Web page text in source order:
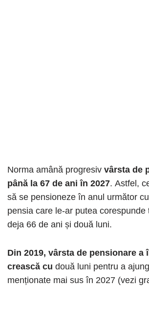
Norma amână progresiv vârsta de
până la 67 de ani în 2027. Astfel,
să se pensioneze în anul următor
pensia care le-ar putea corespunde
deja 66 de ani și două luni.
Din 2019, vârsta de pensionare a
crească cu două luni pentru a
menționate mai sus în 2027 (vezi